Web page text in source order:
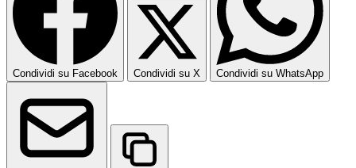
Condividi su Facebook Condividi su X Condividi su WhatsApp